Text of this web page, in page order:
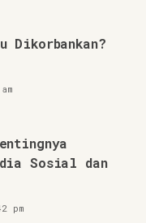
Dikorbankan?
Sosial dan
pm